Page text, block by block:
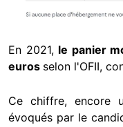
En 2021, le panier
euros selon l'OFII,
Ce chiffre, encore
évoqués par le